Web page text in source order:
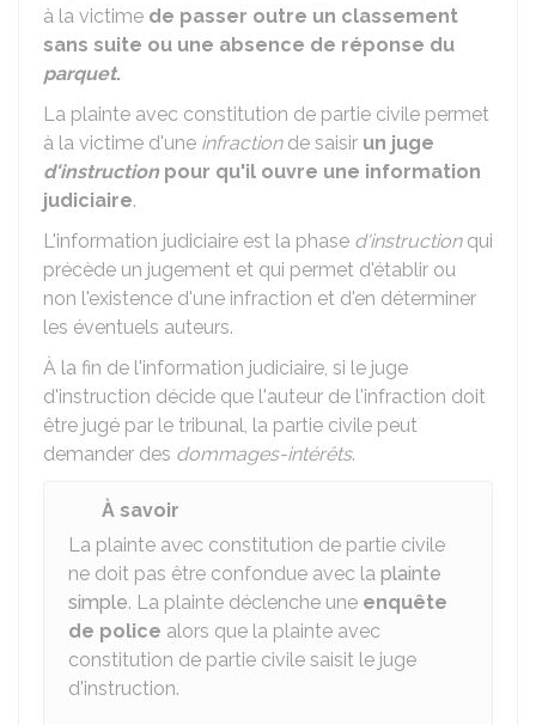
à la victime de passer outre un classement
sans suite ou une absence de réponse du
parquet.
La plainte avec constitution de partie civile permet
à la victime d'une infractionde saisir un juge
d'instructionpour qu'il ouvre une information
judiciaire.
L'information judiciaire est la phase d'instructionqui
précède un jugement et qui permet d'établir ou
non l'existence d'une infraction et d'en déterminer
les éventuels auteurs.
À la fin de l'information judiciaire, si le juge
d'instruction décide que l'auteur de l'infraction doit
être jugé par le tribunal, la partie civile peut
demander des dommages-intérêts.
À savoir
La plainte avec constitution de partie civile
ne doit pas être confondue avec la plainte
simple. La plainte déclenche une enquête
de police alors que la plainte avec
constitution de partie civile saisit le juge
d'instruction.